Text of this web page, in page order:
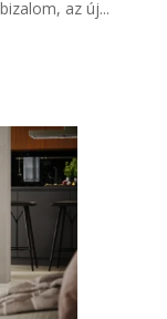
az új...